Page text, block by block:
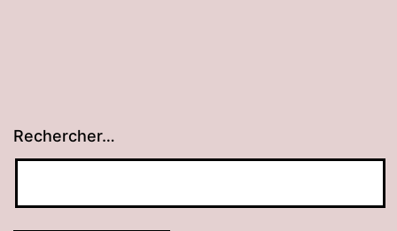
Rechercher…